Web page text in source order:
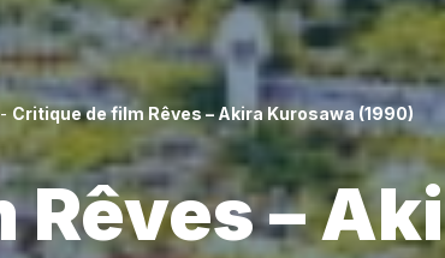
- Critique de film Rêves – Akira Kurosawa (1990)
–